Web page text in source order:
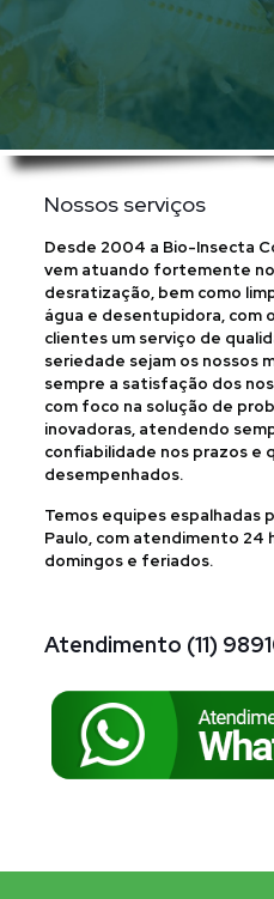
Nossos serviços
Desde 2004 a Bio-Insecta
vem atuando fortemente
desratização, bem como
água e desentupidora, com
clientes um serviço de
seriedade sejam os nossos
sempre a satisfação dos
com foco na solução de
inovadoras, atendendo
confiabilidade nos prazos e
desempenhados.
Temos equipes espalhadas
Paulo, com atendimento 24
domingos e feriados.
Atendimento (11)